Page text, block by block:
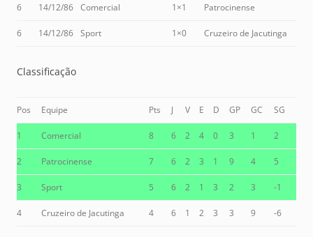
6 14/12/86 Comercial 1×1 Patrocinense
6 14/12/86 Sport 1×0 Cruzeiro de Jacutinga
Classificação
Pos Equipe Pts J V E D GP GC SG
1 Comercial 8 6 2 4 0 3 1 2
2 Patrocinense 7 6 2 3 1 9 4 5
3 Sport 5 6 2 1 3 2 3 -1
4 Cruzeiro de Jacutinga 4 6 1 2 3 3 9 -6